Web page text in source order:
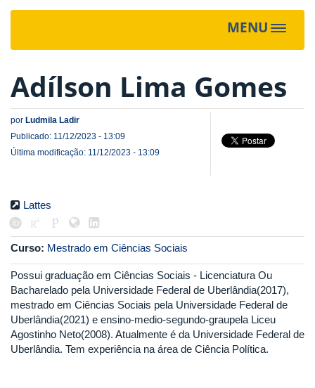
MENU
Toggle
Adílson Lima Gomes
por Ludmila Ladir
Publicado: 11/12/2023 - 13:09
Última modificação: 11/12/2023 - 13:09
Lattes
Curso: Mestrado em Ciências Sociais
Possui graduação em Ciências Sociais - Licenciatura Ou
Bacharelado pela Universidade Federal de Uberlândia(2017),
mestrado em Ciências Sociais pela Universidade Federal de
Uberlândia(2021) e ensino-medio-segundo-graupela Liceu
Agostinho Neto(2008). Atualmente é da Universidade Federal de
Uberlândia. Tem experiência na área de Ciência Política.